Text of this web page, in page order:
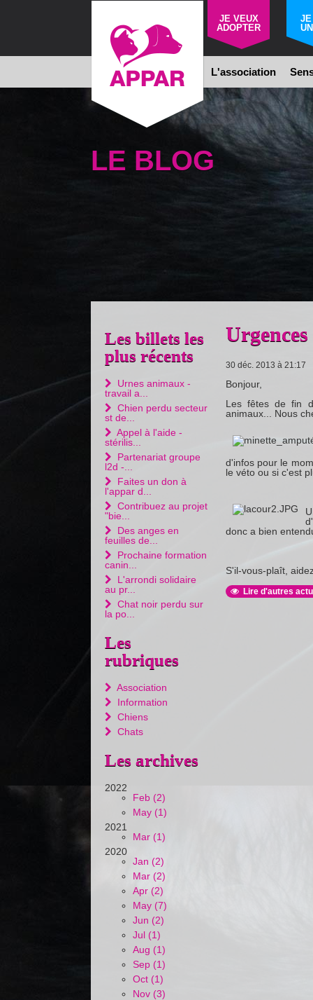
JE VEUX
ADOPTER
JE
L'association
LE BLOG
Les billets les
plus récents
Urnes animaux -
travail a...
Chien perdu secteur
st de...
Appel à l'aide -
stérilis...
Partenariat groupe
l2d -...
Faites un don à
l'appar d...
Contribuez au projet
"bie...
Des anges en
feuilles de...
Prochaine formation
canin...
L'arrondi solidaire
au pr...
Chat noir perdu sur
la po...
Les
rubriques
Association
Information
Chiens
Chats
Les archives
2022
Feb (2)
May (1)
2021
Mar (1)
2020
Jan (2)
Mar (2)
Apr (2)
May (7)
Jun (2)
Jul (1)
Aug (1)
Sep (1)
Oct (1)
Nov (3)
30 déc. 2013 à 21:17
Bonjour,
Les fêtes de fin
animaux... Nous
d'infos pour le
le véto ou si c'est
donc a bien
S'il-vous-plaît,
Lire d'autres